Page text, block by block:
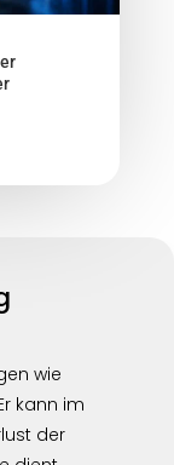
wie
kann im
der